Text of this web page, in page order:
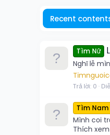
Recent
Tìm Nữ
Nghĩ lễ
Trả lời: 0
Tìm Nam
Mình coi
Thích